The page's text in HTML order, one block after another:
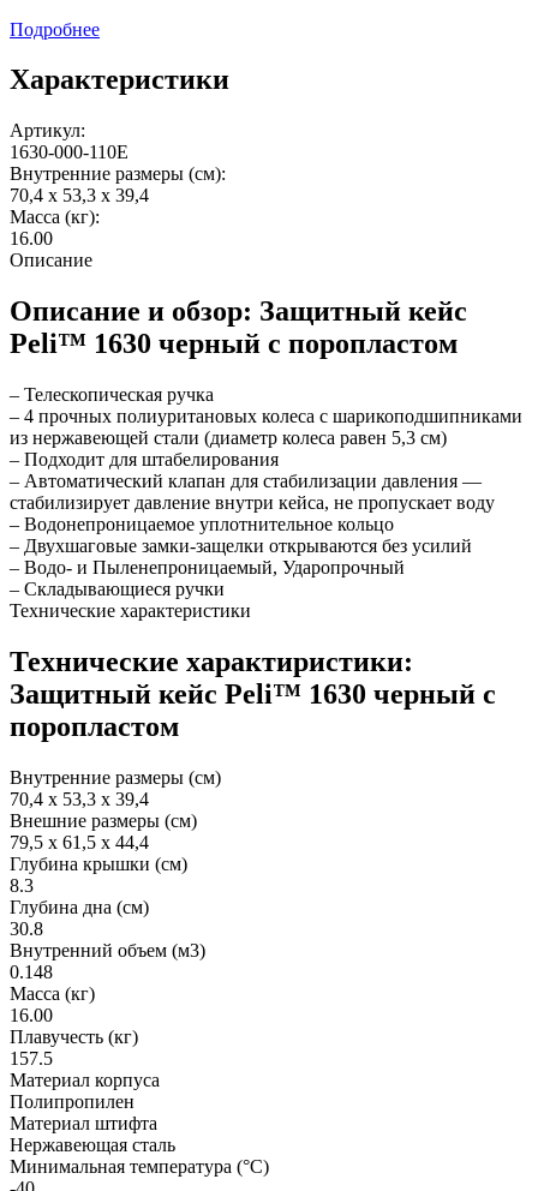
Подробнее
Характеристики
Артикул:
1630-000-110E
Внутренние размеры (см):
70,4 x 53,3 x 39,4
Масса (кг):
16.00
Описание
Описание и обзор: Защитный кейс
Peli™ 1630 черный с поропластом
– Телескопическая ручка
– 4 прочных полиуритановых колеса с шарикоподшипниками
из нержавеющей стали (диаметр колеса равен 5,3 см)
– Подходит для штабелирования
– Автоматический клапан для стабилизации давления —
стабилизирует давление внутри кейса, не пропускает воду
– Водонепроницаемое уплотнительное кольцо
– Двухшаговые замки-защелки открываются без усилий
– Водо- и Пыленепроницаемый, Ударопрочный
– Складывающиеся ручки
Технические характеристики
Технические характиристики:
Защитный кейс Peli™ 1630 черный с
поропластом
Внутренние размеры (см)
70,4 x 53,3 x 39,4
Внешние размеры (см)
79,5 x 61,5 x 44,4
Глубина крышки (см)
8.3
Глубина дна (см)
30.8
Внутренний объем (м3)
0.148
Масса (кг)
16.00
Плавучесть (кг)
157.5
Материал корпуса
Полипропилен
Материал штифта
Нержавеющая сталь
Минимальная температура (°C)